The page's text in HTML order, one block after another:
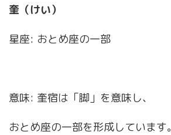
奎（けい）
星座: おとめ座の一部
意味: 奎宿は「脚」を意味し、
おとめ座の一部を形成しています。